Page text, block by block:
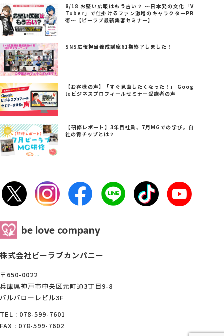
8/18 お堅い広報はもう古い？ ～日本発の文化「V
Tuber」で仕掛けるファン激増のキャラクターPR
術～【ビーラブ最新集客セミナー】
SNS広報担当養成講座61期終了しました！
【お客様の声】「すぐ見直したくなった！」 Goog
leビジネスプロフィールセミナー受講者の声
【研修レポート】3年目社員、7月MGでの学び。自
社の青チップとは？
株式会社ビーラブカンパニー
〒650-0022
兵庫県神戸市中央区元町通3丁目9-8
パルパローレビル3F
TEL : 078-599-7601
FAX : 078-599-7602